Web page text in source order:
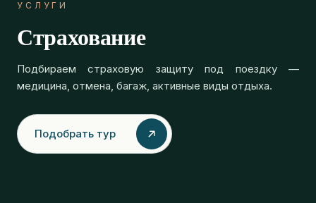
УСЛУГИ
Страхование
Подбираем страховую защиту под поездку —
медицина, отмена, багаж, активные виды отдыха.
Подобрать тур